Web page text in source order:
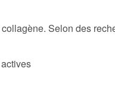
Selon des